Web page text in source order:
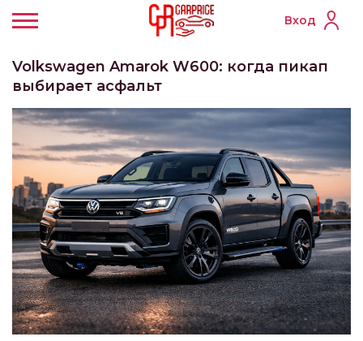
Вход
Volkswagen Amarok W600: когда пикап
выбирает асфальт